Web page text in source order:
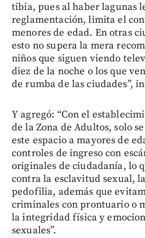
tibia, pues al haber lagunas
reglamentación, limita el
menores de edad. En otras
esto no supera la mera
niños que siguen viendo
diez de la noche o los que
de rumba de las ciudades”,
Y agregó: “Con el
de la Zona de Adultos, solo
este espacio a mayores de
controles de ingreso con
originales de ciudadanía, lo
contra la esclavitud sexual,
pedofilia, además que
criminales con prontuario o
la integridad física y
sexuales”.